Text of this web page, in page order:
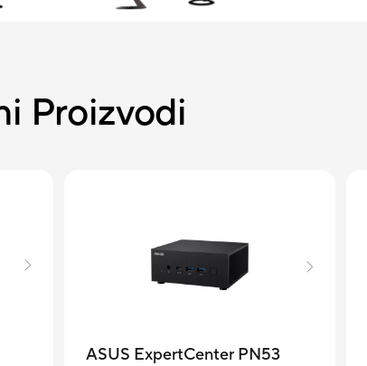
Proizvodi
ASUS ExpertCenter PN53